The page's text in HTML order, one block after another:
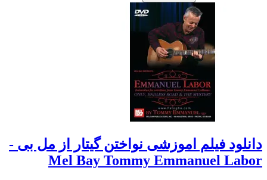
دانلود فیلم اموزشی نواختن گیتار از مل بی -
Mel Bay Tommy Emmanuel Labor